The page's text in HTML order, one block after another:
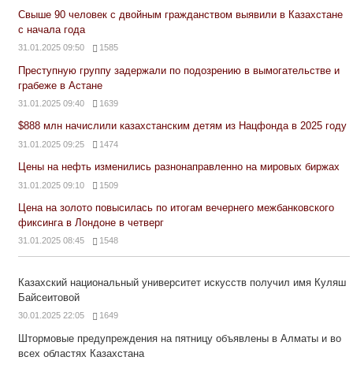
Свыше 90 человек с двойным гражданством выявили в Казахстане
с начала года
31.01.2025 09:50 1585
Преступную группу задержали по подозрению в вымогательстве и
грабеже в Астане
31.01.2025 09:40 1639
$888 млн начислили казахстанским детям из Нацфонда в 2025 году
31.01.2025 09:25 1474
Цены на нефть изменились разнонаправленно на мировых биржах
31.01.2025 09:10 1509
Цена на золото повысилась по итогам вечернего межбанковского
фиксинга в Лондоне в четверг
31.01.2025 08:45 1548
Казахский национальный университет искусств получил имя Куляш
Байсеитовой
30.01.2025 22:05 1649
Штормовые предупреждения на пятницу объявлены в Алматы и во
всех областях Казахстана